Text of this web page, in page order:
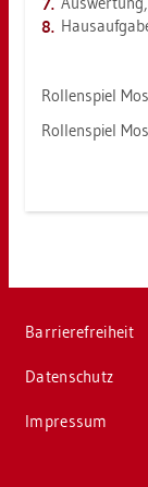
Rol­len­spiel
Rol­len­spiel
Bar­rie­re­frei­heit
Da­ten­schutz
Im­pres­sum